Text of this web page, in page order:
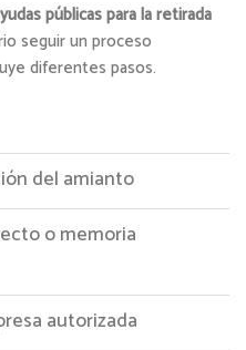
públicas para la retirada
seguir un proceso
diferentes pasos.
del amianto
o memoria
autorizada